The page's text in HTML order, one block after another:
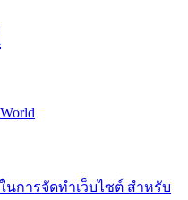
การจัดทำเว็บไซต์ สำหรับ